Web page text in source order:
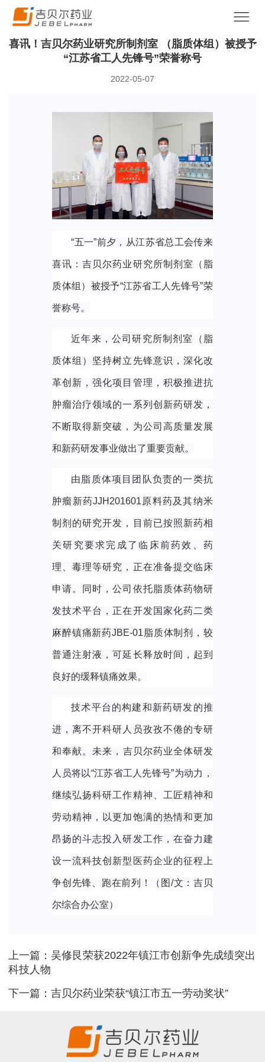
喜讯！吉贝尔药业研究所制剂室 （脂质体组）被授予
“江苏省工人先锋号”荣誉称号
2022-05-07
“五一”前夕，从江苏省总工会传来
喜讯：吉贝尔药业研究所制剂室（脂
质体组）被授予“江苏省工人先锋号”荣
誉称号。
近年来，公司研究所制剂室（脂
质体组）坚持树立先锋意识，深化改
革创新，强化项目管理，积极推进抗
肿瘤治疗领域的一系列创新药研发，
不断取得新突破，为公司高质量发展
和新药研发事业做出了重要贡献。
由脂质体项目团队负责的一类抗
肿瘤新药JJH201601 原料药及其纳米
制剂的研究开发，目前已按照新药相
关研究要求完成了临床前药效、药
理、毒理等研究，正在准备提交临床
申请。 同时，公司依托脂质体药物研
发技术平台， 正在开发国家化药二类
麻醉镇痛新药JBE-01脂质体制剂， 较
普通注射液，可延长释放时间，起到
良好的缓释镇痛效果。
技术平台的构建和新药研发的推
进，离不开科研人员孜孜不倦的专研
和奉献。 未来， 吉贝尔药业全体研发
人员将以“江苏省工人先锋号”为动力 ，
继续弘扬科研工作精神、工匠精神和
劳动精神，以更加饱满的热情和更加
昂扬的斗志投入研发工作，在奋力建
设一流科技创新型医药企业的征程上
争创先锋、跑在前列！（图/文：吉贝
尔综合办公室）
上一篇：吴修艮荣获2022年镇江市创新争先成绩突出
科技人物
下一篇：吉贝尔药业荣获“镇江市五一劳动奖状”